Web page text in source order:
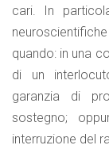
cari. In
quando: in una
di un
garanzia di
sostegno;
interruzione del